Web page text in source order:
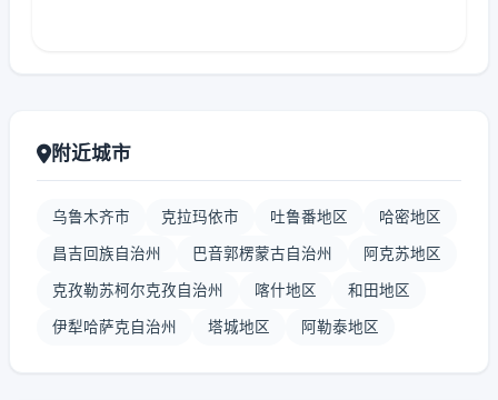
附近城市
乌鲁木齐市 克拉玛依市 吐鲁番地区 哈密地区
昌吉回族自治州 巴音郭楞蒙古自治州 阿克苏地区
克孜勒苏柯尔克孜自治州 喀什地区 和田地区
伊犁哈萨克自治州 塔城地区 阿勒泰地区